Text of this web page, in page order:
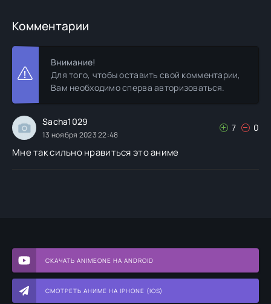
СКАЧАТЬ ANIMEONE НА ANDROID
СМОТРЕТЬ АНИМЕ НА IPHONE (IOS)
Комментарии
Внимание!
Для того, чтобы оставить свой комментарии,
Вам необходимо сперва авторизоваться.
Sacha1029
13 ноября 2023 22:48
7 0
Мне так сильно нравиться это аниме